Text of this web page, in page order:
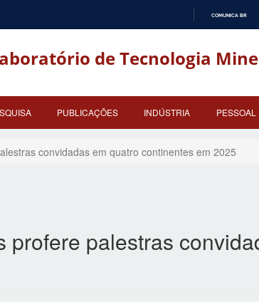
O
CONTEÚDO
COMUNICA BR
de Tecnologia
PUBLICAÇÕES INDÚSTRIA PESSOAL
convidadas em quatro continentes em 2025
profere palestras